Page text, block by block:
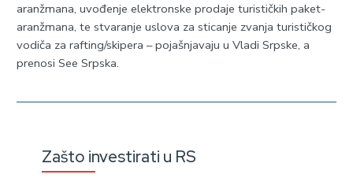
aranžmana, uvođenje elektronske prodaje turističkih paket-
aranžmana, te stvaranje uslova za sticanje zvanja turističkog
vodiča za rafting/skipera – pojašnjavaju u Vladi Srpske, a
prenosi See Srpska.
Zašto investirati u RS